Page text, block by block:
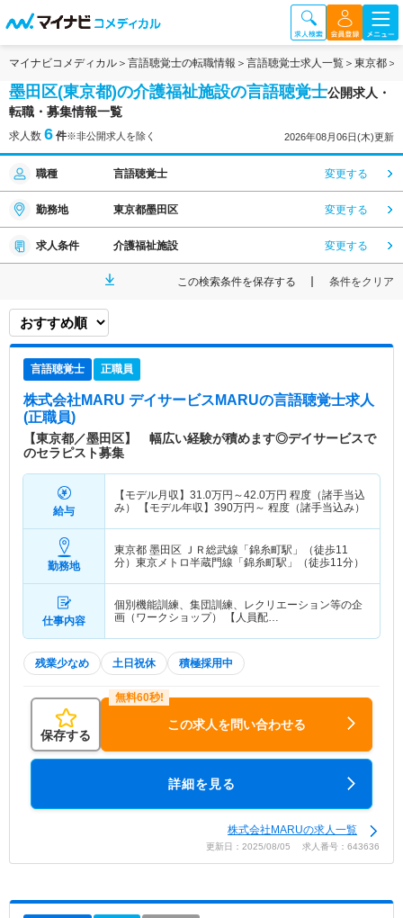
マイナビコメディカル 言語聴覚士の転職情報 言語聴覚士求人一覧 東京都
墨田区(東京都)の介護福祉施設の言語聴覚士公開求人・
転職・募集情報一覧
求人数 6 件※非公開求人を除く 2026年08月06日(木)更新
職種 言語聴覚士 変更する
勤務地 東京都墨田区 変更する
求人条件 介護福祉施設 変更する
この検索条件を保存する 条件をクリア
言語聴覚士 正職員
株式会社MARU デイサービスMARUの言語聴覚士求人
(正職員)
【東京都／墨田区】 幅広い経験が積めます◎デイサービスで
のセラピスト募集
給与
【モデル月収】 31.0万円～42.0万円 程度（諸手当込
み） 【モデル年収】 390万円～ 程度（諸手当込み）
勤務地
東京都 墨田区 ＪＲ総武線「錦糸町駅」（徒歩11
分）東京メトロ半蔵門線「錦糸町駅」（徒歩11分）
仕事内容
個別機能訓練、集団訓練、レクリエーション等の企
画（ワークショップ） 【人員配…
残業少なめ 土日祝休 積極採用中
保存する
この求人を問い合わせる
詳細を見る
株式会社MARUの求人一覧
更新日：2025/08/05 求人番号：643636